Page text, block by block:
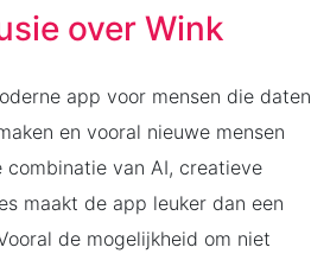
over Wink
app voor mensen die daten
en vooral nieuwe mensen
combinatie van AI, creatieve
maakt de app leuker dan een
de mogelijkheid om niet